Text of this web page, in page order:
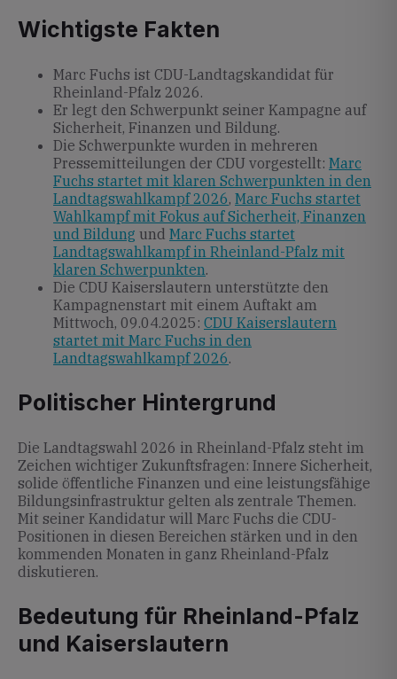
Wichtigste Fakten
Marc Fuchs ist CDU-Landtagskandidat für
Rheinland-Pfalz 2026.
Er legt den Schwerpunkt seiner Kampagne auf
Sicherheit, Finanzen und Bildung.
Die Schwerpunkte wurden in mehreren
Pressemitteilungen der CDU vorgestellt: Marc
Fuchs startet mit klaren Schwerpunkten in den
Landtagswahlkampf 2026, Marc Fuchs startet
Wahlkampf mit Fokus auf Sicherheit, Finanzen
und Bildung und Marc Fuchs startet
Landtagswahlkampf in Rheinland-Pfalz mit
klaren Schwerpunkten.
Die CDU Kaiserslautern unterstützte den
Kampagnenstart mit einem Auftakt am
Mittwoch, 09.04.2025: CDU Kaiserslautern
startet mit Marc Fuchs in den
Landtagswahlkampf 2026.
Politischer Hintergrund
Die Landtagswahl 2026 in Rheinland-Pfalz steht im
Zeichen wichtiger Zukunftsfragen: Innere Sicherheit,
solide öffentliche Finanzen und eine leistungsfähige
Bildungsinfrastruktur gelten als zentrale Themen.
Mit seiner Kandidatur will Marc Fuchs die CDU-
Positionen in diesen Bereichen stärken und in den
kommenden Monaten in ganz Rheinland-Pfalz
diskutieren.
Bedeutung für Rheinland-Pfalz
und Kaiserslautern